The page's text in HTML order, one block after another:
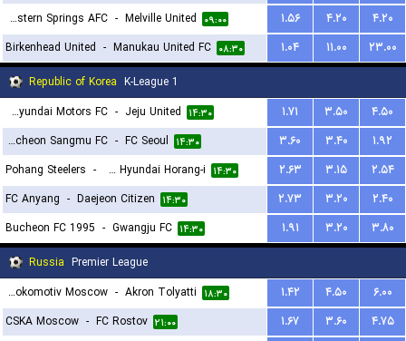
Western Springs AFC
- Melville United ۰۹:۰۰ ۱.۵۶ ۴.۲۰
۴.۲۰
Birkenhead United - Manukau United FC ۰۸:۳۰ ۱.۰۴ ۱۱.۰۰
۲۳.۰۰
Republic of Korea K-League 1
Jeonbuk Hyundai Motors FC
- Jeju United ۱۴:۳۰ ۱.۷۱ ۳.۵۰
۴.۵۰
Gimcheon Sangmu FC
- FC Seoul ۱۴:۳۰ ۳.۶۰ ۳.۴۰
۱.۹۲
Pohang Steelers - Ulsan Hyundai Horang-i ۱۴:۳۰ ۲.۶۳ ۳.۱۵
۲.۵۴
FC Anyang - Daejeon Citizen ۱۴:۳۰ ۲.۷۳ ۳.۲۰
۲.۴۰
Bucheon FC 1995 - Gwangju FC ۱۴:۳۰ ۱.۹۱ ۳.۲۰
۳.۸۰
Russia Premier League
FK Lokomotiv Moscow
- Akron Tolyatti ۱۸:۳۰ ۱.۴۲ ۴.۵۰
۶.۰۰
CSKA Moscow - FC Rostov ۲۱:۰۰ ۱.۶۷ ۳.۶۰
۴.۷۵